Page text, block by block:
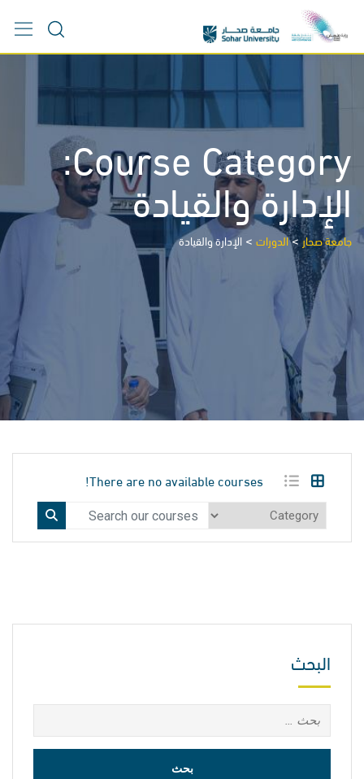
content
Course Category:
الإدارة والقيادة
جامعة صحار>الدورات > الإدارة والقيادة
There are no available courses!
البحث
البحث
عن: